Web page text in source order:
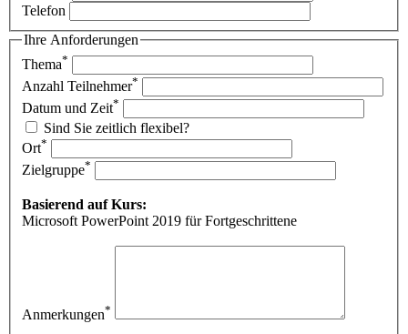
Telefon
Ihre Anforderungen
Thema*
Anzahl Teilnehmer*
Datum und Zeit*
Sind Sie zeitlich flexibel?
Ort*
Zielgruppe*
Basierend auf Kurs:
Microsoft PowerPoint 2019 für Fortgeschrittene
Anmerkungen*